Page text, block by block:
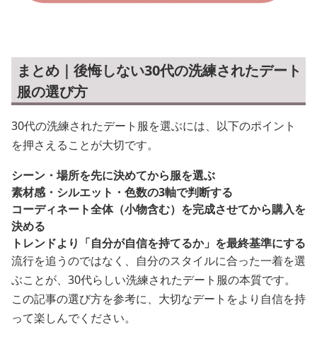
まとめ｜後悔しない30代の洗練されたデート
服の選び方
30代の洗練されたデート服を選ぶには、以下のポイント
を押さえることが大切です。
シーン・場所を先に決めてから服を選ぶ
素材感・シルエット・色数の3軸で判断する
コーディネート全体（小物含む）を完成させてから購入を
決める
トレンドより「自分が自信を持てるか」を最終基準にする
流行を追うのではなく、自分のスタイルに合った一着を選
ぶことが、30代らしい洗練されたデート服の本質です。
この記事の選び方を参考に、大切なデートをより自信を持
って楽しんでください。